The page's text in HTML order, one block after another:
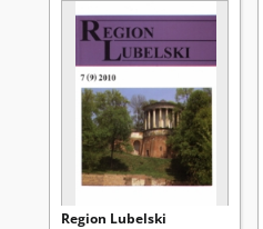
Region Lubelski